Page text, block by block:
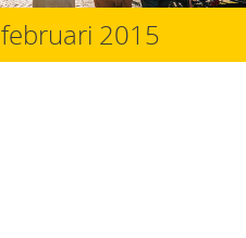
februari 2015